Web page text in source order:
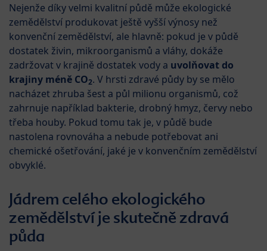
Nejenže díky velmi kvalitní půdě může ekologické
zemědělství produkovat ještě vyšší výnosy než
konvenční zemědělství, ale hlavně: pokud je v půdě
dostatek živin, mikroorganismů a vláhy, dokáže
zadržovat v krajině dostatek vody a uvolňovat do
krajiny méně CO2. V hrsti zdravé půdy by se mělo
nacházet zhruba šest a půl milionu organismů, což
zahrnuje například bakterie, drobný hmyz, červy nebo
třeba houby. Pokud tomu tak je, v půdě bude
nastolena rovnováha a nebude potřebovat ani
chemické ošetřování, jaké je v konvenčním zemědělství
obvyklé.
Jádrem celého ekologického
zemědělství je skutečně zdravá
půda